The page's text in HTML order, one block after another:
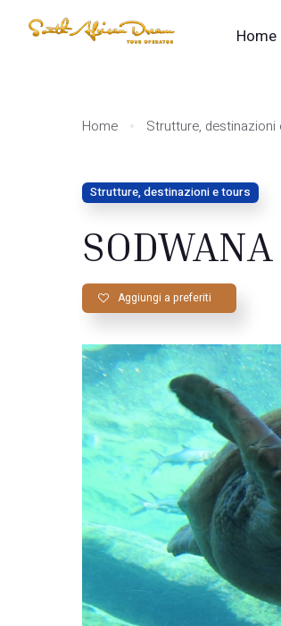
Home
Home Strutture, destinazioni
Strutture, destinazioni e tours
Aggiungi a preferiti